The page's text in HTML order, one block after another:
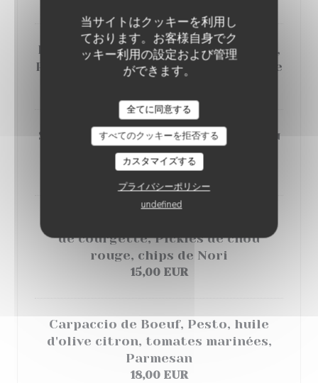
当サイトはクッキーを利用し
ております。お客様自身でク
ッキー利用の設定および管理
ができます。
全てに同意する
すべてのクッキーを拒否する
カスタマイズする
プライバシーポリシー
undefined
Ravioles de Féta Menthe Coriandre,
Pesto, chapelure au beurre noisette
Stracciatella, Tomates Marinées au
Thym, Pesto
15,00 EUR
de courgette, Pickles de chou
rouge, chips de Nori
15,00 EUR
Carpaccio de Boeuf, Pesto, huile
d'olive citron, tomates marinées,
Parmesan
18,00 EUR
PETIT NUAGE